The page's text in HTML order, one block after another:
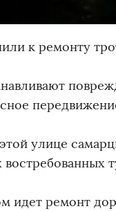
к ремонту
улице
идет ремонт